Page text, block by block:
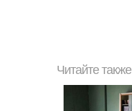
Читайте также